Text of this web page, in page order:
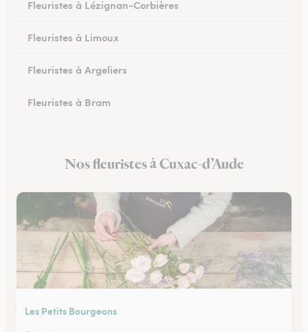
Fleuristes à Lézignan-Corbières
Fleuristes à Limoux
Fleuristes à Argeliers
Fleuristes à Bram
Fleuristes à Peyriac-Minervois
Nos fleuristes à Cuxac-d’Aude
Les Petits Bourgeons